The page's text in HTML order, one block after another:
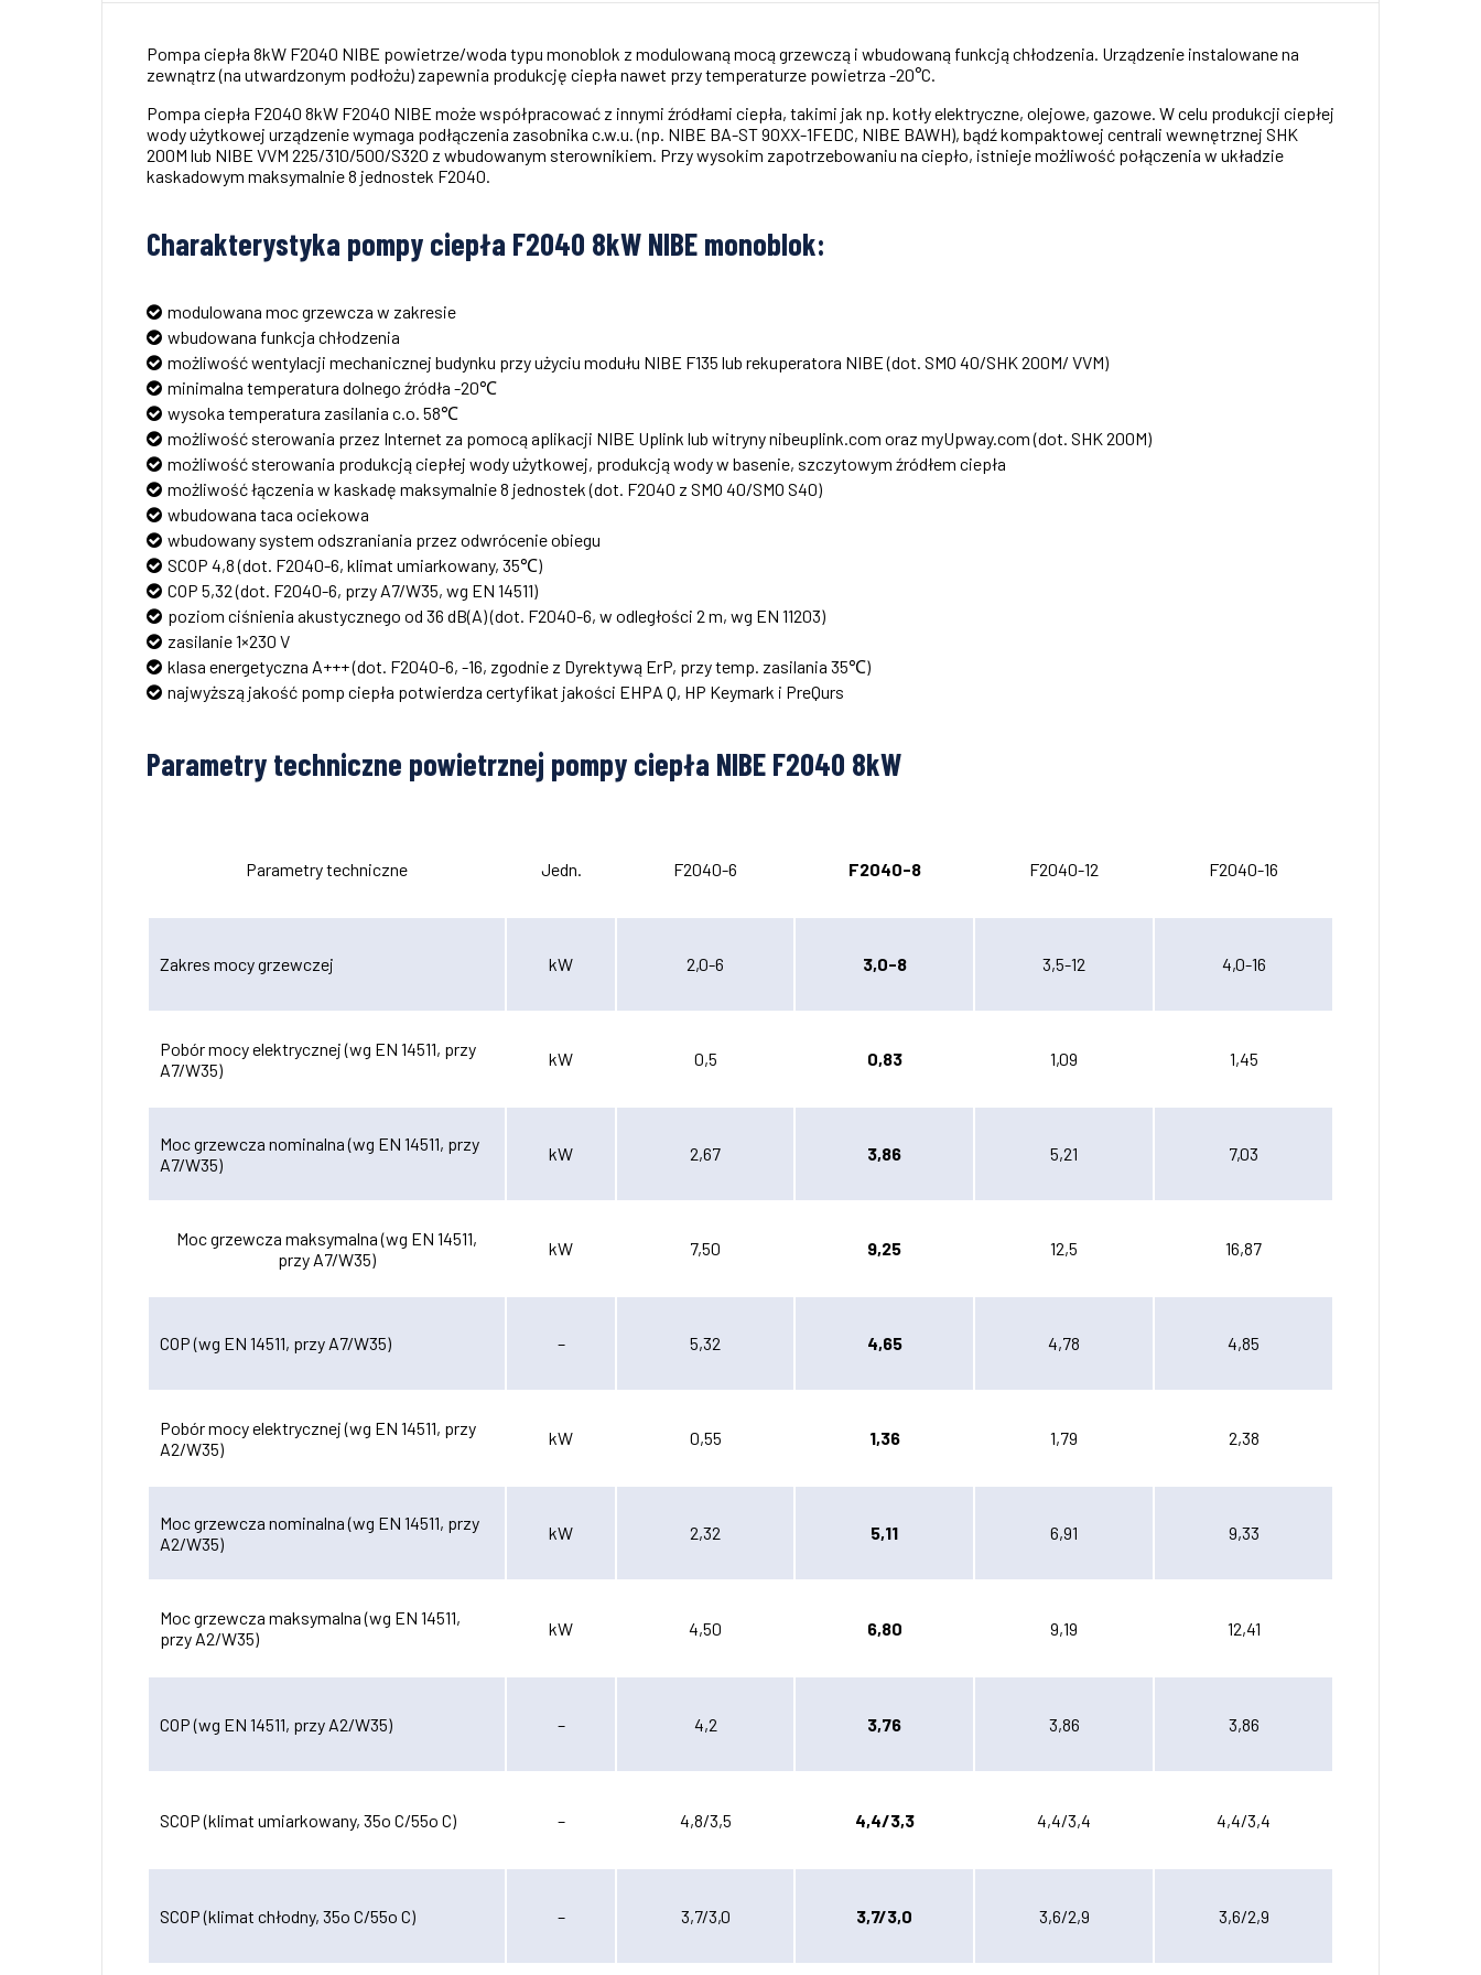
Pompa ciepła 8kW F2040 NIBE powietrze/woda typu monoblok z modulowaną mocą grzewczą i wbudowaną funkcją chłodzenia. Urządzenie instalowane na
zewnątrz (na utwardzonym podłożu) zapewnia produkcję ciepła nawet przy temperaturze powietrza -20°C.
Pompa ciepła F2040 8kW F2040 NIBE może współpracować z innymi źródłami ciepła, takimi jak np. kotły elektryczne, olejowe, gazowe. W celu produkcji ciepłej
wody użytkowej urządzenie wymaga podłączenia zasobnika c.w.u. (np. NIBE BA-ST 90XX-1FEDC, NIBE BAWH), bądź kompaktowej centrali wewnętrznej SHK
200M lub NIBE VVM 225/310/500/S320 z wbudowanym sterownikiem. Przy wysokim zapotrzebowaniu na ciepło, istnieje możliwość połączenia w układzie
kaskadowym maksymalnie 8 jednostek F2040.
Charakterystyka pompy ciepła F2040 8kW NIBE monoblok:
modulowana moc grzewcza w zakresie
wbudowana funkcja chłodzenia
możliwość wentylacji mechanicznej budynku przy użyciu modułu NIBE F135 lub rekuperatora NIBE (dot. SMO 40/SHK 200M/ VVM)
minimalna temperatura dolnego źródła -20℃
wysoka temperatura zasilania c.o. 58℃
możliwość sterowania przez Internet za pomocą aplikacji NIBE Uplink lub witryny nibeuplink.com oraz myUpway.com (dot. SHK 200M)
możliwość sterowania produkcją ciepłej wody użytkowej, produkcją wody w basenie, szczytowym źródłem ciepła
możliwość łączenia w kaskadę maksymalnie 8 jednostek (dot. F2040 z SMO 40/SMO S40)
wbudowana taca ociekowa
wbudowany system odszraniania przez odwrócenie obiegu
SCOP 4,8 (dot. F2040-6, klimat umiarkowany, 35℃)
COP 5,32 (dot. F2040-6, przy A7/W35, wg EN 14511)
poziom ciśnienia akustycznego od 36 dB(A) (dot. F2040-6, w odległości 2 m, wg EN 11203)
zasilanie 1×230 V
klasa energetyczna A+++ (dot. F2040-6, -16, zgodnie z Dyrektywą ErP, przy temp. zasilania 35℃)
najwyższą jakość pomp ciepła potwierdza certyfikat jakości EHPA Q, HP Keymark i PreQurs
Parametry techniczne powietrznej pompy ciepła NIBE F2040 8kW
Parametry techniczne Jedn. F2040-6 F2040-8 F2040-12 F2040-16
Zakres mocy grzewczej kW 2,0-6 3,0-8 3,5-12 4,0-16
Pobór mocy elektrycznej (wg EN 14511, przy
A7/W35)
kW 0,5 0,83 1,09 1,45
Moc grzewcza nominalna (wg EN 14511, przy
A7/W35)
kW 2,67 3,86 5,21 7,03
Moc grzewcza maksymalna (wg EN 14511,
przy A7/W35)
kW 7,50 9,25 12,5 16,87
COP (wg EN 14511, przy A7/W35) – 5,32 4,65 4,78 4,85
Pobór mocy elektrycznej (wg EN 14511, przy
A2/W35)
kW 0,55 1,36 1,79 2,38
Moc grzewcza nominalna (wg EN 14511, przy
A2/W35)
kW 2,32 5,11 6,91 9,33
Moc grzewcza maksymalna (wg EN 14511,
przy A2/W35)
kW 4,50 6,80 9,19 12,41
COP (wg EN 14511, przy A2/W35) – 4,2 3,76 3,86 3,86
SCOP (klimat umiarkowany, 35o C/55o C) – 4,8/3,5 4,4/3,3 4,4/3,4 4,4/3,4
SCOP (klimat chłodny, 35o C/55o C) – 3,7/3,0 3,7/3,0 3,6/2,9 3,6/2,9